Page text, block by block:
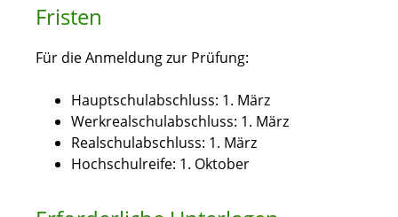
Fristen
Für die Anmeldung zur Prüfung:
Hauptschulabschluss: 1. März
Werkrealschulabschluss: 1. März
Realschulabschluss: 1. März
Hochschulreife: 1. Oktober